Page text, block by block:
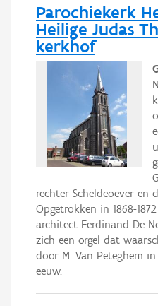
Parochiekerk
Heilige Judas
kerkhof
rechter Scheldeoever en
Opgetrokken in 1868-
architect Ferdinand De
zich een orgel dat
door M. Van Peteghem
eeuw.